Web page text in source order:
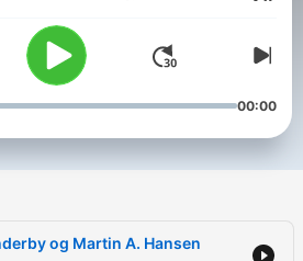
00:00
og Martin A. Hansen